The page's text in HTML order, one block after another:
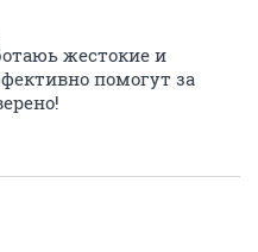
жестокие и
помогут за